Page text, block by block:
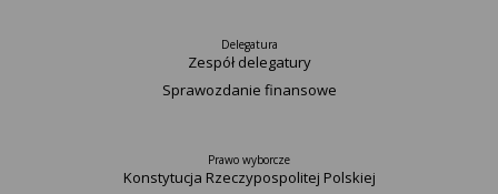
Delegatura
Zespół delegatury
Sprawozdanie finansowe
Prawo wyborcze
Konstytucja Rzeczypospolitej Polskiej​